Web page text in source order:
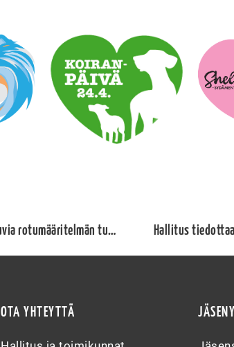
Tarvitaan apua – lähetä kuvia rotumääritelmän tulkintaoppaaseen! Hallitus
OTA YHTEYTTÄ